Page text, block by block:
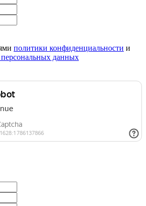
политики конфиденциальности и
данных